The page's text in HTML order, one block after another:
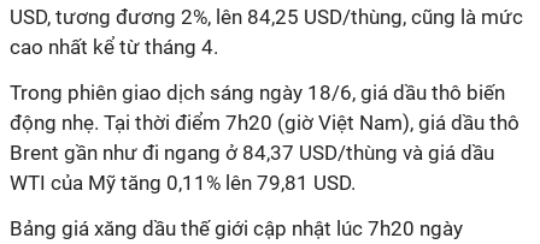
USD, tương đương 2%, lên 84,25 USD/thùng, cũng là mức
cao nhất kể từ tháng 4.
Trong phiên giao dịch sáng ngày 18/6, giá dầu thô biến
động nhẹ. Tại thời điểm 7h20 (giờ Việt Nam), giá dầu thô
Brent gần như đi ngang ở 84,37 USD/thùng và giá dầu
WTI của Mỹ tăng 0,11% lên 79,81 USD.
Bảng giá xăng dầu thế giới cập nhật lúc 7h20 ngày